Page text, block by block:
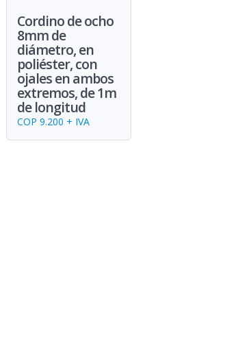
Cordino de ocho
8mm de
diámetro, en
poliéster, con
ojales en ambos
extremos, de 1m
de longitud
COP 9.200 + IVA